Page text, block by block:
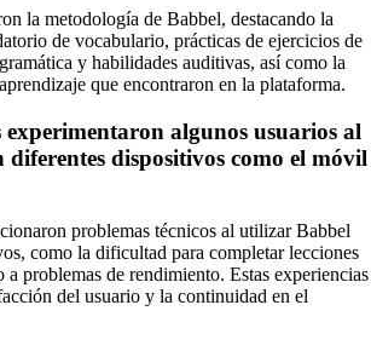
la metodología de Babbel, destacando la
de vocabulario, prácticas de ejercicios de
y habilidades auditivas, así como la
que encontraron en la plataforma.
experimentaron algunos usuarios al
dispositivos como el móvil
problemas técnicos al utilizar Babbel
como la dificultad para completar lecciones
problemas de rendimiento. Estas experiencias
del usuario y la continuidad en el